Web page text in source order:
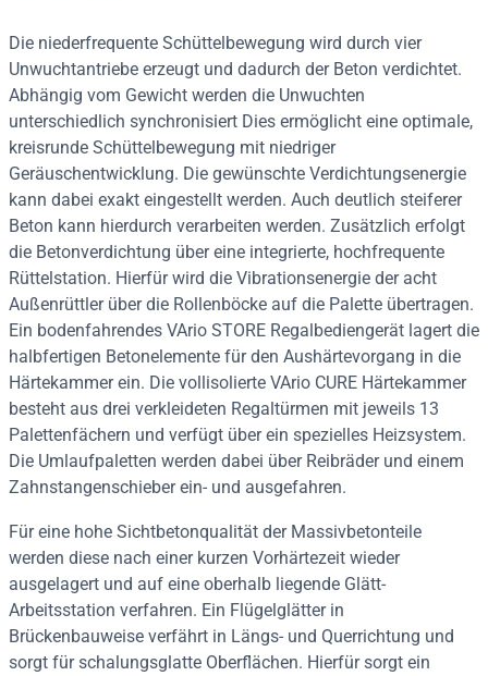
Die niederfrequente Schüttelbewegung wird durch vier
Unwuchtantriebe erzeugt und dadurch der Beton verdichtet.
Abhängig vom Gewicht werden die Unwuchten
unterschiedlich synchronisiert Dies ermöglicht eine optimale,
kreisrunde Schüttelbewegung mit niedriger
Geräuschentwicklung. Die gewünschte Verdichtungsenergie
kann dabei exakt eingestellt werden. Auch deutlich steiferer
Beton kann hierdurch verarbeiten werden. Zusätzlich erfolgt
die Betonverdichtung über eine integrierte, hochfrequente
Rüttelstation. Hierfür wird die Vibrationsenergie der acht
Außenrüttler über die Rollenböcke auf die Palette übertragen.
Ein bodenfahrendes VArio STORE Regalbediengerät lagert die
halbfertigen Betonelemente für den Aushärtevorgang in die
Härtekammer ein. Die vollisolierte VArio CURE Härtekammer
besteht aus drei verkleideten Regaltürmen mit jeweils 13
Palettenfächern und verfügt über ein spezielles Heizsystem.
Die Umlaufpaletten werden dabei über Reibräder und einem
Zahnstangenschieber ein- und ausgefahren.
Für eine hohe Sichtbetonqualität der Massivbetonteile
werden diese nach einer kurzen Vorhärtezeit wieder
ausgelagert und auf eine oberhalb liegende Glätt-
Arbeitsstation verfahren. Ein Flügelglätter in
Brückenbauweise verfährt in Längs- und Querrichtung und
sorgt für schalungsglatte Oberflächen. Hierfür sorgt ein